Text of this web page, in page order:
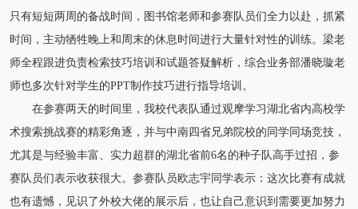
只有短短两周的备战时间，图书馆老师和参赛队员们全力以赴，抓紧
时间，主动牺牲晚上和周末的休息时间进行大量针对性的训练。梁老
师全程跟进负责检索技巧培训和试题答疑解析，综合业务部潘晓璇老
师也多次针对学生的PPT制作技巧进行指导培训。
在参赛两天的时间里，我校代表队通过观摩学习湖北省内高校学
术搜索挑战赛的精彩角逐，并与中南四省兄弟院校的同学同场竞技，
尤其是与经验丰富、实力超群的湖北省前6名的种子队高手过招，参
赛队员们表示收获很大。参赛队员欧志宇同学表示：这次比赛有成就
也有遗憾，见识了外校大佬的展示后，也让自己意识到需要更加努力